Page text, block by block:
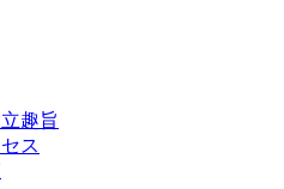
趣旨
ス